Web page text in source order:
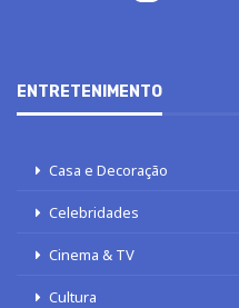
ENTRETENIMENTO
Casa e Decoração
Celebridades
Cinema & TV
Cultura